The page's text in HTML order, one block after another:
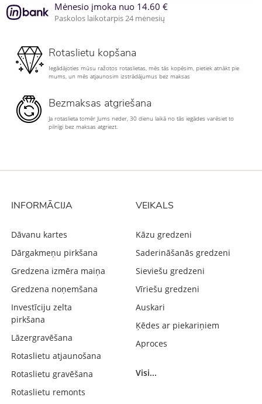
Mėnesio įmoka nuo 14.60 €
Paskolos laikotarpis 24 mėnesių
Rotaslietu kopšana
Iegādājoties mūsu ražotos rotaslietas, mēs tās kopēsim, pietiek atnākt pie
mums, un mēs atjaunosim izstrādājumus bez maksas
Bezmaksas atgriešana
Ja rotaslieta tomēr Jums neder, 30 dienu laikā no tās iegādes varēsiet to
pilnīgi bez maksas atgriezt.
INFORMĀCIJA
Dāvanu kartes
Dārgakmeņu pirkšana
Gredzena izmēra maiņa
Gredzena noņemšana
Investīciju zelta
pirkšana
Lāzergravēšana
Rotaslietu atjaunošana
Rotaslietu gravēšana
Rotaslietu remonts
VEIKALS
Kāzu gredzeni
Saderināšanās gredzeni
Sieviešu gredzeni
Vīriešu gredzeni
Auskari
Ķēdes ar piekariņiem
Aproces
Visi...